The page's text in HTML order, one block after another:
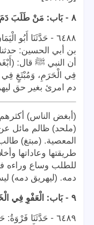
٨ -بَاب: مَنْ طَلَبَ دَمَ
٦٤٨٨ - حَدَّثَنَا أَبُو
بن أبي الحسين:
أن النبي ﷺ قال:
فِي الْحَرَمِ، وَمُبْتَغٍ فِي
دم امرئ بغير حق
(أبغض الناس)
(ملحد) ظالم مائل
المعصية. (مبتغ)
طريقتها وعاداتها
للطلب وساع وراءه
دمه. (ليهريق دمه)
٩ -بَاب: الْعَفْوِ فِي
٦٤٨٩ - حَدَّثَنَا فَرْوَةُ: